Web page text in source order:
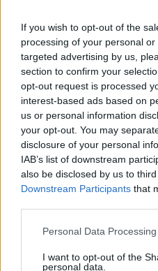
If you wish to opt-out of the
processing of your personal
targeted advertising by us,
section to confirm your
opt-out request is processed
interest-based ads based on
us or personal information
your opt-out. You may
disclosure of your personal
IAB’s list of downstream
also be disclosed by us to
Downstream Participants that
Please note that this website/
not limited to your visit or
Personal Data
I want to opt-out of the
personal data.
2.5D κόσμο. Οι gamers
πρίγκηπα Sargon σε μια
Περσίας, με τον
να μεταβάλει τον χώρο